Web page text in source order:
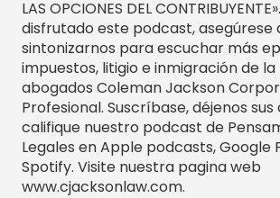
LAS OPCIONES DEL
disfrutado este podcast, asegúrese
sintonizarnos para escuchar más
impuestos, litigio e inmigración de
abogados Coleman Jackson
Profesional. Suscríbase, déjenos
califique nuestro podcast de
Legales en Apple podcasts, Google
Spotify. Visite nuestra pagina web
www.cjacksonlaw.com.